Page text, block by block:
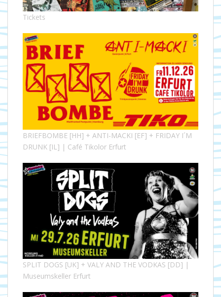
Tickets
BRIEFBOMBE [HH] + ANTI-MACKI [EF] + FRIDAY I´M
DRUNK [IL] | Café Tikolor Erfurt
SPLIT DOGS [UK] + VALY AND THE VODKAS [DD] |
Museumskeller Erfurt